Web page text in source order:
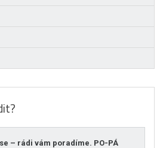
– rádi vám poradíme. PO-PÁ